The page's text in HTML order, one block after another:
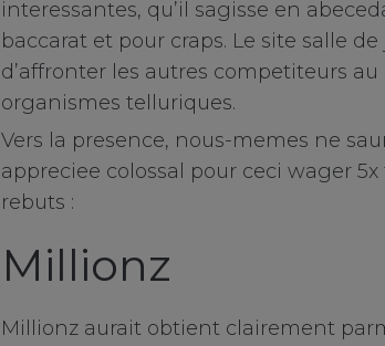
interessantes, qu’il sagisse en
baccarat et pour craps. Le site salle
d’affronter les autres competiteurs
organismes telluriques.
Vers la presence, nous-memes ne
appreciee colossal pour ceci wager
rebuts :
Millionz
Millionz aurait obtient clairement